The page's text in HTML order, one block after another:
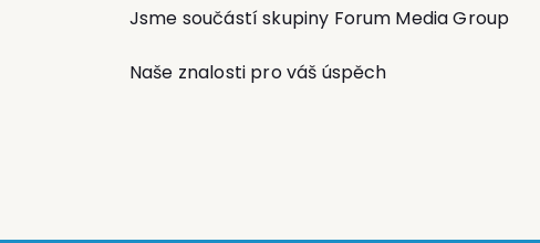
Jsme součástí skupiny Forum Media Group
Naše znalosti pro váš úspěch